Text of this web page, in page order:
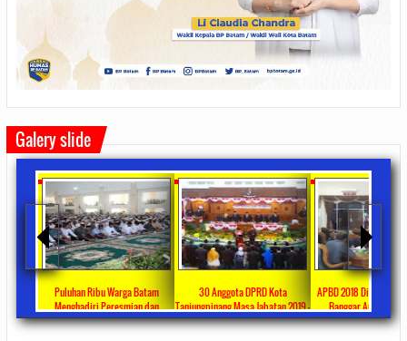
Galery slide
Puluhan Ribu Warga Batam
Menghadiri Peresmian dan
Penggunaan Masjid Sultan
2019/09/230 Comments
30 Anggota DPRD Kota
Tanjungpinang Masa Jabatan 2019 –
2024 Dilantik
2019/09/030 Comments
APBD 2018 Disetujui
Banggar Apresiasi
Tanjungpinang Raih
2019/08/010